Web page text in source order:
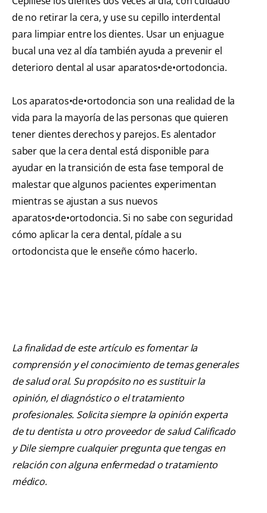
de no retirar la cera, y use su cepillo interdental
para limpiar entre los dientes. Usar un enjuague
bucal una vez al día también ayuda a prevenir el
deterioro dental al usar aparatos•de•ortodoncia.
Los aparatos•de•ortodoncia son una realidad de la
vida para la mayoría de las personas que quieren
tener dientes derechos y parejos. Es alentador
saber que la cera dental está disponible para
ayudar en la transición de esta fase temporal de
malestar que algunos pacientes experimentan
mientras se ajustan a sus nuevos
aparatos•de•ortodoncia. Si no sabe con seguridad
cómo aplicar la cera dental, pídale a su
ortodoncista que le enseñe cómo hacerlo.
La finalidad de este artículo es fomentar la
comprensión y el conocimiento de temas generales
de salud oral. Su propósito no es sustituir la
opinión, el diagnóstico o el tratamiento
profesionales. Solicita siempre la opinión experta
de tu dentista u otro proveedor de salud Calificado
y Dile siempre cualquier pregunta que tengas en
relación con alguna enfermedad o tratamiento
médico.